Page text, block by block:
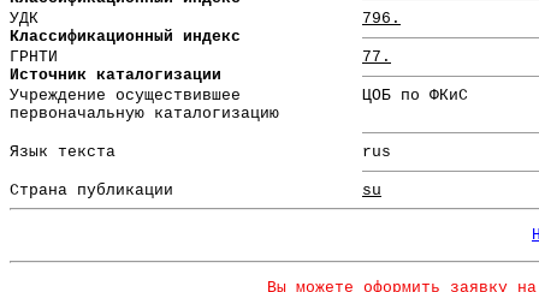
УДК
796.
Классификационный индекс
ГРНТИ
77.
Источник каталогизации
Учреждение осуществившее
первоначальную каталогизацию
ЦОБ по ФКиС
Язык текста rus
Страна публикации su
Вы можете оформить заявку